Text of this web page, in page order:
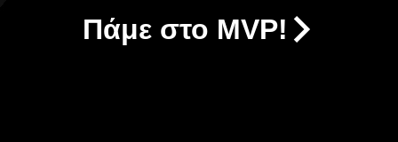
Πάμε στο MVP!